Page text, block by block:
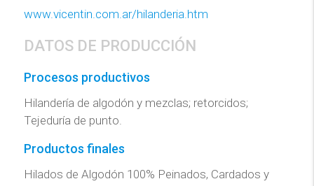
www.vicentin.com.ar/hilanderia.htm
DATOS DE PRODUCCIÓN
Procesos productivos
Hilandería de algodón y mezclas; retorcidos;
Tejeduría de punto.
Productos finales
Hilados de Algodón 100% Peinados, Cardados y